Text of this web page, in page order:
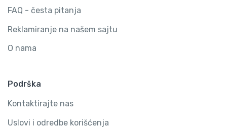
FAQ - česta pitanja
Reklamiranje na našem sajtu
O nama
Podrška
Kontaktirajte nas
Uslovi i odredbe korišćenja